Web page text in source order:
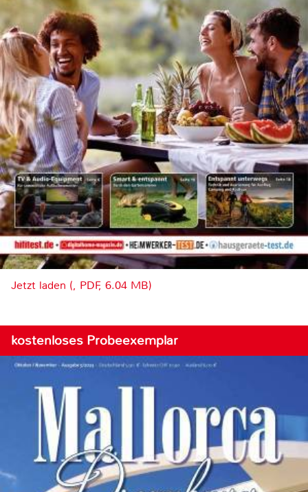
Jetzt laden (, PDF, 6.04 MB)
kostenloses Probeexemplar